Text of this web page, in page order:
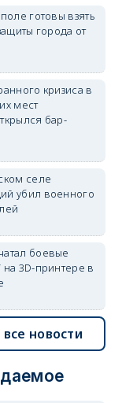
erid: 2SDnjdvhGXG
готовы взять
города от
кризиса в
мест
бар-
селе
убил военного
боевые
3D-принтере в
новости